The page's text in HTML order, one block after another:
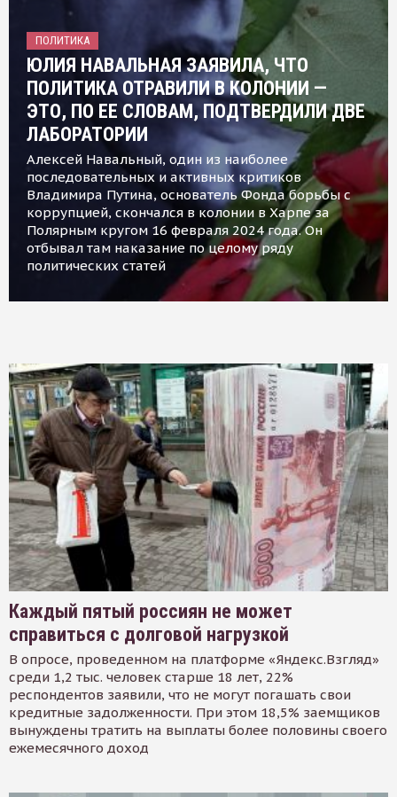
ПОЛИТИКА
ЮЛИЯ НАВАЛЬНАЯ ЗАЯВИЛА, ЧТО
ПОЛИТИКА ОТРАВИЛИ В КОЛОНИИ —
ЭТО, ПО ЕЕ СЛОВАМ, ПОДТВЕРДИЛИ ДВЕ
ЛАБОРАТОРИИ
Алексей Навальный, один из наиболее
последовательных и активных критиков
Владимира Путина, основатель Фонда борьбы с
коррупцией, скончался в колонии в Харпе за
Полярным кругом 16 февраля 2024 года. Он
отбывал там наказание по целому ряду
политических статей
Каждый пятый россиян не может
справиться с долговой нагрузкой
В опросе, проведенном на платформе «Яндекс.Взгляд»
среди 1,2 тыс. человек старше 18 лет, 22%
респондентов заявили, что не могут погашать свои
кредитные задолженности. При этом 18,5% заемщиков
вынуждены тратить на выплаты более половины своего
ежемесячного доход